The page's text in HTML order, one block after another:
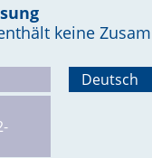
keine
Deutsch